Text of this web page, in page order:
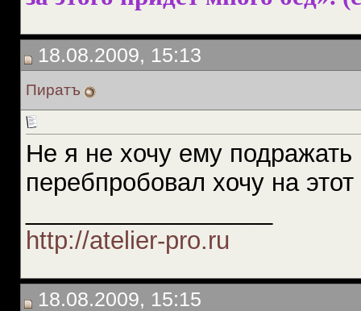
18.08.2009, 15:13
Пиратъ
Не я не хочу ему подражать
перебпробовал хочу на этот
http://atelier-pro.ru
18.08.2009, 15:15